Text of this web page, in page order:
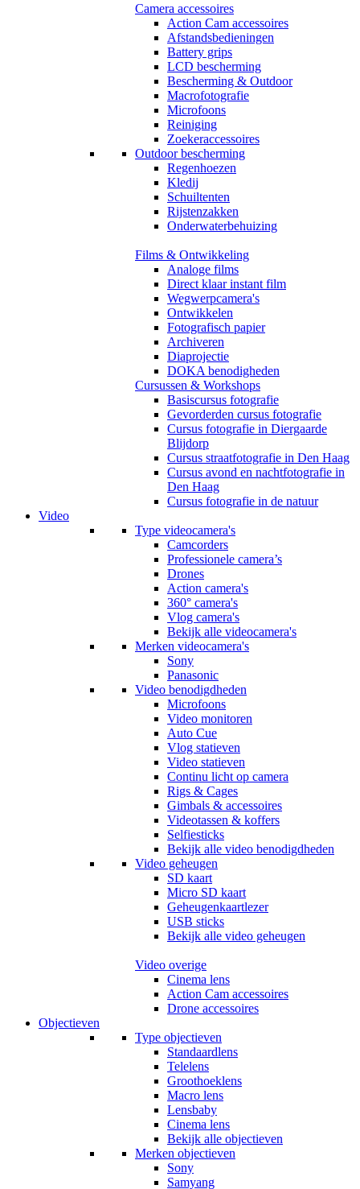
Camera accessoires
Action Cam accessoires
Afstandsbedieningen
Battery grips
LCD bescherming
Bescherming & Outdoor
Macrofotografie
Microfoons
Reiniging
Zoekeraccessoires
Outdoor bescherming
Regenhoezen
Kledij
Schuiltenten
Rijstenzakken
Onderwaterbehuizing
Films & Ontwikkeling
Analoge films
Direct klaar instant film
Wegwerpcamera's
Ontwikkelen
Fotografisch papier
Archiveren
Diaprojectie
DOKA benodigheden
Cursussen & Workshops
Basiscursus fotografie
Gevorderden cursus fotografie
Cursus fotografie in Diergaarde
Blijdorp
Cursus straatfotografie in Den Haag
Cursus avond en nachtfotografie in
Den Haag
Cursus fotografie in de natuur
Video
Type videocamera's
Camcorders
Professionele camera’s
Drones
Action camera's
360° camera's
Vlog camera's
Bekijk alle videocamera's
Merken videocamera's
Sony
Panasonic
Video benodigdheden
Microfoons
Video monitoren
Auto Cue
Vlog statieven
Video statieven
Continu licht op camera
Rigs & Cages
Gimbals & accessoires
Videotassen & koffers
Selfiesticks
Bekijk alle video benodigdheden
Video geheugen
SD kaart
Micro SD kaart
Geheugenkaartlezer
USB sticks
Bekijk alle video geheugen
Video overige
Cinema lens
Action Cam accessoires
Drone accessoires
Objectieven
Type objectieven
Standaardlens
Telelens
Groothoeklens
Macro lens
Lensbaby
Cinema lens
Bekijk alle objectieven
Merken objectieven
Sony
Samyang